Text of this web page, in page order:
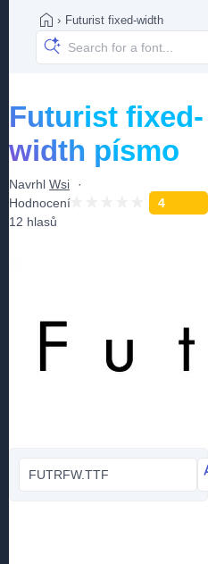
› Futurist fixed-width
Futurist fixed-
width písmo
Navrhl Wsi
Hodnocení
4
12 hlasů
FUTRFW.TTF